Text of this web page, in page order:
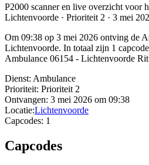
P2000 scanner en live overzicht voor
Lichtenvoorde · Prioriteit 2 · 3 mei
Om 09:38 op 3 mei 2026 ontving de
Lichtenvoorde. In totaal zijn 1
Ambulance 06154 - Lichtenvoorde
Dienst: Ambulance
Prioriteit: Prioriteit 2
Ontvangen: 3 mei 2026 om 09:38
Locatie:Lichtenvoorde
Capcodes: 1
Capcodes